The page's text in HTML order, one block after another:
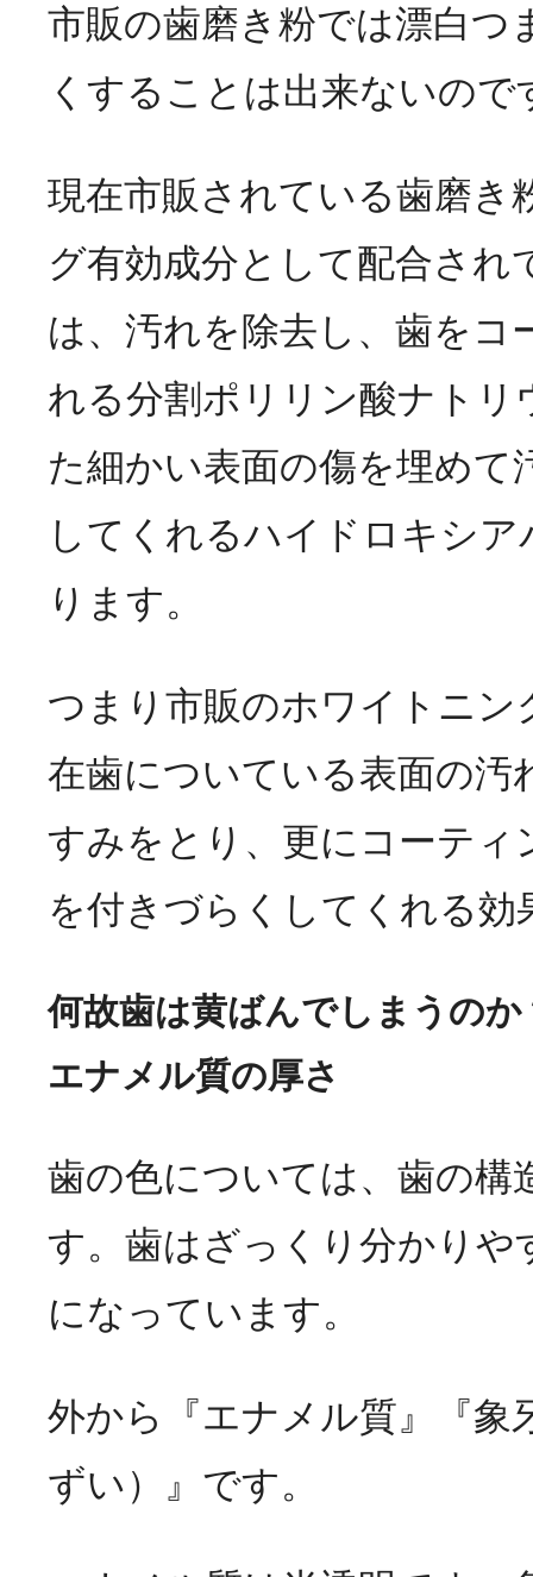
市販の歯磨き粉では漂白つ
くすることは出来ないので
現在市販されている歯磨き
グ有効成分として配合され
は、汚れを除去し、歯をコ
れる分割ポリリン酸ナトリ
た細かい表面の傷を埋めて
してくれるハイドロキシ
ります。
つまり市販のホワイトニン
在歯についている表面の汚
すみをとり、更にコーティ
を付きづらくしてくれる効
何故歯は黄ばんでしまうのか
エナメル質の厚さ
歯の色については、歯の構
す。歯はざっくり分かりや
になっています。
外から『エナメル質』『象
ずい）』です。